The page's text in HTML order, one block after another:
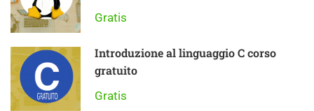
Gratis
Introduzione al linguaggio C corso
gratuito
Gratis